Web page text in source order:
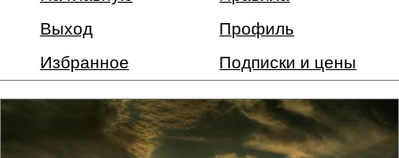
Выход
Профиль
Избранное
Подписки и цены